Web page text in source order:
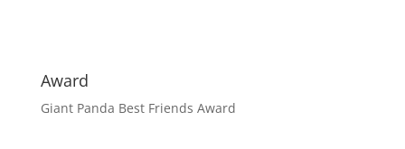
Award
Giant Panda Best Friends Award